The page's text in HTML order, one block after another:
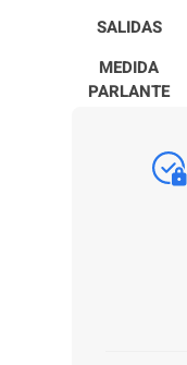
SALIDAS
MEDIDA
PARLANTE